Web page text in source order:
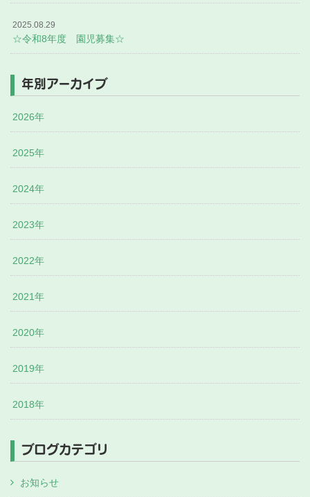
2025.08.29
☆令和8年度 園児募集☆
年別アーカイブ
2026年
2025年
2024年
2023年
2022年
2021年
2020年
2019年
2018年
ブログカテゴリ
お知らせ